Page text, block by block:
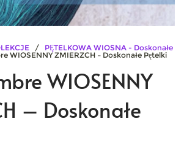
/ PĘTELKOWA WIOSNA - Doskonałe
ZMIERZCH – Doskonałe Pętelki
WIOSENNY
– Doskonałe